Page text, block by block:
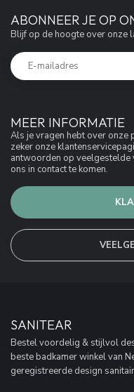
MEER INFORMATIE
Als je vragen hebt over onze
zeker onze
antwoorden op veelgestelde
ons in contact te komen.
ABONNEER JE OP
Blijf op de hoogte over onze
SANITEAR
Bestel voordelig & stijlvol
beste badkamer winkel van
geregistreerde design